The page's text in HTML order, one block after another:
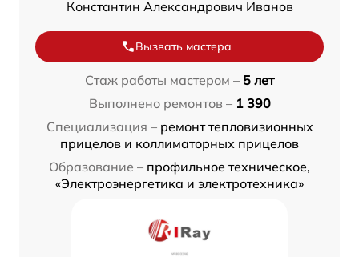
Константин Александрович Иванов
Вызвать мастера
Стаж работы мастером – 5 лет
Выполнено ремонтов – 1 390
Специализация – ремонт тепловизионных
прицелов и коллиматорных прицелов
Образование – профильное техническое,
«Электроэнергетика и электротехника»